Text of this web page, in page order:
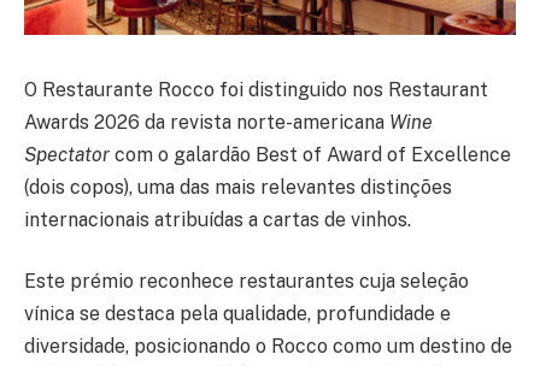
O Restaurante Rocco foi distinguido nos Restaurant
Awards 2026 da revista norte-americana Wine
Spectator com o galardão Best of Award of Excellence
(dois copos), uma das mais relevantes distinções
internacionais atribuídas a cartas de vinhos.
Este prémio reconhece restaurantes cuja seleção
vínica se destaca pela qualidade, profundidade e
diversidade, posicionando o Rocco como um destino de